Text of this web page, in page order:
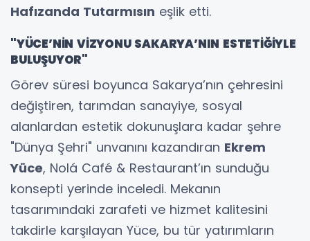
Hafızanda Tutarmısın eşlik etti.
"YÜCE’NİN VİZYONU SAKARYA’NIN ESTETİĞİYLE
BULUŞUYOR"
Görev süresi boyunca Sakarya’nın çehresini
değiştiren, tarımdan sanayiye, sosyal
alanlardan estetik dokunuşlara kadar şehre
"Dünya Şehri" unvanını kazandıran Ekrem
Yüce, Nolá Café & Restaurant’ın sunduğu
konsepti yerinde inceledi. Mekanın
tasarımındaki zarafeti ve hizmet kalitesini
takdirle karşılayan Yüce, bu tür yatırımların